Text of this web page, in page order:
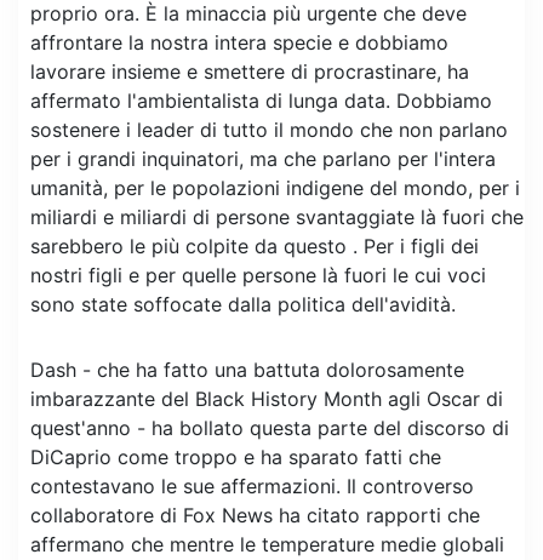
proprio ora. È la minaccia più urgente che deve
affrontare la nostra intera specie e dobbiamo
lavorare insieme e smettere di procrastinare, ha
affermato l'ambientalista di lunga data. Dobbiamo
sostenere i leader di tutto il mondo che non parlano
per i grandi inquinatori, ma che parlano per l'intera
umanità, per le popolazioni indigene del mondo, per i
miliardi e miliardi di persone svantaggiate là fuori che
sarebbero le più colpite da questo . Per i figli dei
nostri figli e per quelle persone là fuori le cui voci
sono state soffocate dalla politica dell'avidità.
Dash - che ha fatto una battuta dolorosamente
imbarazzante del Black History Month agli Oscar di
quest'anno - ha bollato questa parte del discorso di
DiCaprio come troppo e ha sparato fatti che
contestavano le sue affermazioni. Il controverso
collaboratore di Fox News ha citato rapporti che
affermano che mentre le temperature medie globali